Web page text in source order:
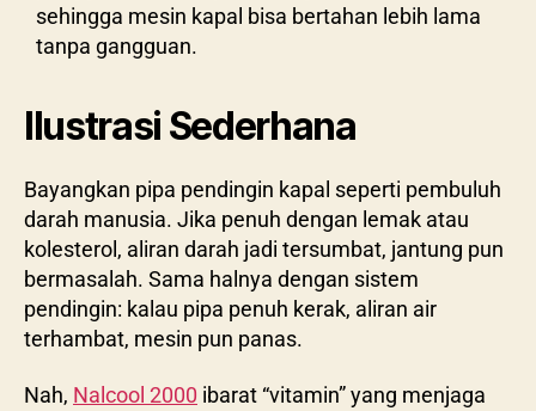
sehingga mesin kapal bisa bertahan lebih lama
tanpa gangguan.
Ilustrasi Sederhana
Bayangkan pipa pendingin kapal seperti pembuluh
darah manusia. Jika penuh dengan lemak atau
kolesterol, aliran darah jadi tersumbat, jantung pun
bermasalah. Sama halnya dengan sistem
pendingin: kalau pipa penuh kerak, aliran air
terhambat, mesin pun panas.
Nah, Nalcool 2000 ibarat “vitamin” yang menjaga